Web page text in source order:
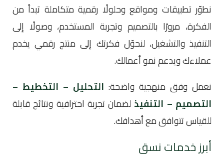
نطوّر تطبيقات ومواقع وحلولًا رقمية متكاملة تبدأ من
الفكرة، مرورًا بالتصميم وتجربة المستخدم، وصولًا إلى
التنفيذ والتشغيل، لنحوّل فكرتك إلى منتج رقمي يخدم
عملاءك ويدعم نمو أعمالك.
نعمل وفق منهجية واضحة: التحليل – التخطيط –
التصميم – التنفيذ لضمان تجربة احترافية ونتائج قابلة
للقياس تتوافق مع أهدافك.
أبرز خدمات نسق